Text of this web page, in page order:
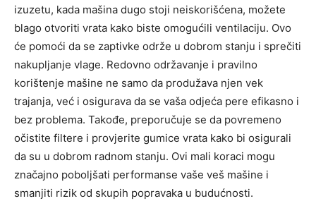
izuzetu, kada mašina dugo stoji neiskorišćena, možete
blago otvoriti vrata kako biste omogućili ventilaciju. Ovo
će pomoći da se zaptivke održe u dobrom stanju i sprečiti
nakupljanje vlage. Redovno održavanje i pravilno
korištenje mašine ne samo da produžava njen vek
trajanja, već i osigurava da se vaša odjeća pere efikasno i
bez problema. Takođe, preporučuje se da povremeno
očistite filtere i provjerite gumice vrata kako bi osigurali
da su u dobrom radnom stanju. Ovi mali koraci mogu
značajno poboljšati performanse vaše veš mašine i
smanjiti rizik od skupih popravaka u budućnosti.